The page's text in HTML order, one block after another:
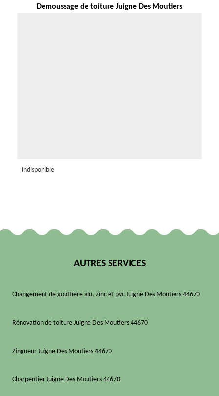
Demoussage de toiture Juigne Des Moutiers
indisponible
AUTRES SERVICES
Changement de gouttière alu, zinc et pvc Juigne Des Moutiers 44670
Rénovation de toiture Juigne Des Moutiers 44670
Zingueur Juigne Des Moutiers 44670
Charpentier Juigne Des Moutiers 44670